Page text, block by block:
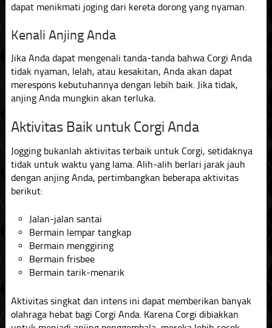
dapat menikmati joging dari kereta dorong yang nyaman.
Kenali Anjing Anda
Jika Anda dapat mengenali tanda-tanda bahwa Corgi Anda
tidak nyaman, lelah, atau kesakitan, Anda akan dapat
merespons kebutuhannya dengan lebih baik. Jika tidak,
anjing Anda mungkin akan terluka.
Aktivitas Baik untuk Corgi Anda
Jogging bukanlah aktivitas terbaik untuk Corgi, setidaknya
tidak untuk waktu yang lama. Alih-alih berlari jarak jauh
dengan anjing Anda, pertimbangkan beberapa aktivitas
berikut:
Jalan-jalan santai
Bermain lempar tangkap
Bermain menggiring
Bermain frisbee
Bermain tarik-menarik
Aktivitas singkat dan intens ini dapat memberikan banyak
olahraga hebat bagi Corgi Anda. Karena Corgi dibiakkan